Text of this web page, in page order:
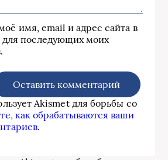
имя, email и адрес сайта в
для последующих моих
Akismet для борьбы со
как обрабатываются ваши
.